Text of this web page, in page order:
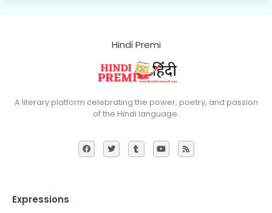
Hindi Premi
A literary platform celebrating the power, poetry, and passion
of the Hindi language.
Expressions